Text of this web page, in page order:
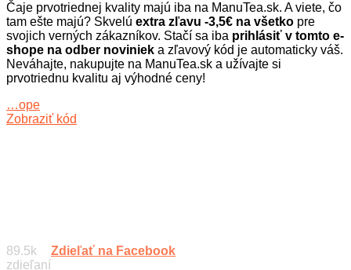
Čaje prvotriednej kvality majú iba na ManuTea.sk. A viete, čo
tam ešte majú? Skvelú extra zľavu -3,5€ na všetko pre
svojich verných zákazníkov. Stačí sa iba prihlásiť v tomto e-
shope na odber noviniek a zľavový kód je automaticky váš.
Neváhajte, nakupujte na ManuTea.sk a užívajte si
prvotriednu kvalitu aj výhodné ceny!
…ope
Zobraziť kód
89.5k
zdieľaní
Zdieľať na Facebook